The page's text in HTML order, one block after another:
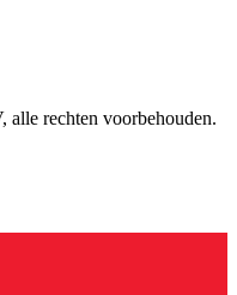
rechten voorbehouden.